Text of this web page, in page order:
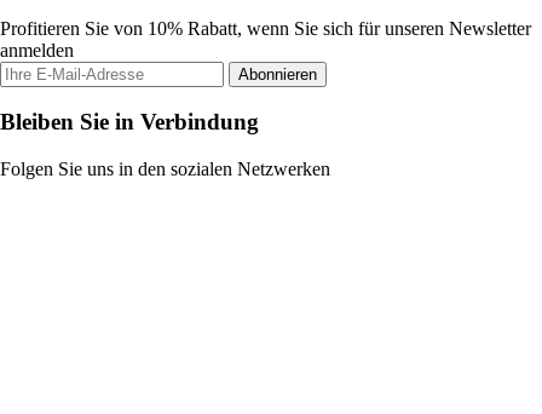
Profitieren Sie von 10% Rabatt, wenn Sie sich für unseren Newsletter
anmelden
Abonnieren
Bleiben Sie in Verbindung
Folgen Sie uns in den sozialen Netzwerken